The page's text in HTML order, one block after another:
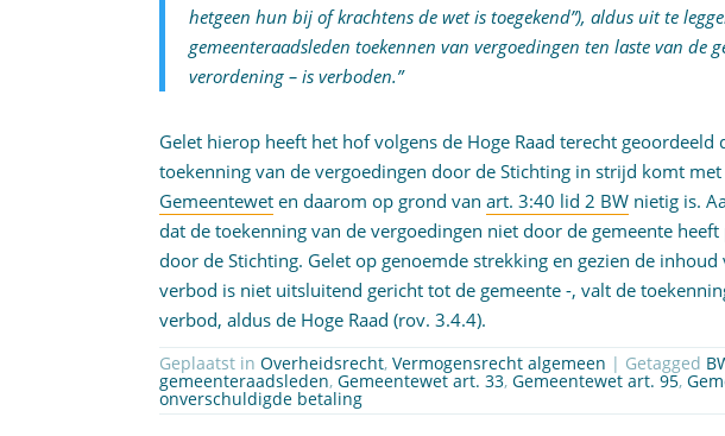
hetgeen hun bij of krachtens de wet is toegekend”), aldus uit te
gemeenteraadsleden toekennen van vergoedingen ten laste van de
verordening – is verboden.”
Gelet hierop heeft het hof volgens de Hoge Raad terecht
toekenning van de vergoedingen door de Stichting in strijd komt
Gemeentewet en daarom op grond vanart. 3:40 lid 2 BW nietig is.
dat de toekenning van de vergoedingen niet door de gemeente
door de Stichting. Gelet op genoemde strekking en gezien de
verbod is niet uitsluitend gericht tot de gemeente -, valt de
verbod, aldus de Hoge Raad (rov. 3.4.4).
Geplaatst inOverheidsrecht,Vermogensrecht algemeen | Getagged
gemeenteraadsleden,Gemeentewet art. 33,Gemeentewet art. 95,
onverschuldigde betaling